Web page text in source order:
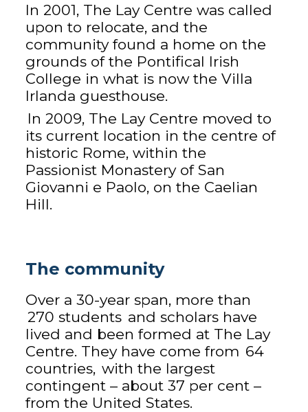
In 2001, The Lay Centre was called
upon to relocate, and the
community found a home on the
grounds of the Pontifical Irish
College in what is now the Villa
Irlanda guesthouse.
In 2009, The Lay Centre moved to
its current location in the centre of
historic Rome, within the
Passionist Monastery of San
Giovanni e Paolo, on the Caelian
Hill.
The community
Over a 30-year span, more than
270 students and scholars have
lived and been formed at The Lay
Centre. They have come from 64
countries, with the largest
contingent – about 37 per cent –
from the United States.